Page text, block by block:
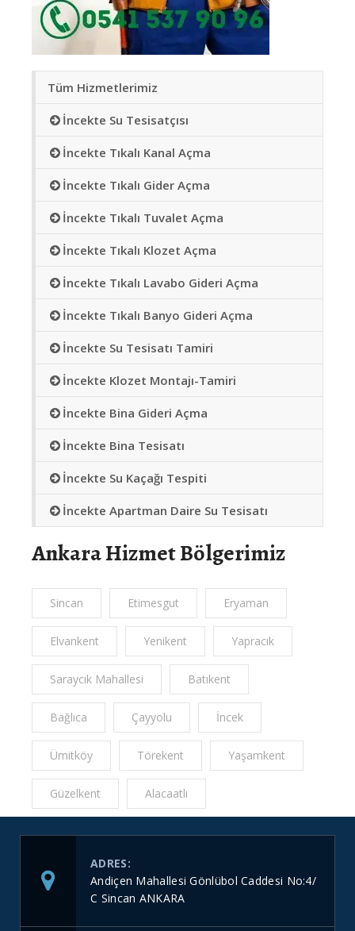
Tüm Hizmetlerimiz
İncekte Su Tesisatçısı
İncekte Tıkalı Kanal Açma
İncekte Tıkalı Gider Açma
İncekte Tıkalı Tuvalet Açma
İncekte Tıkalı Klozet Açma
İncekte Tıkalı Lavabo Gideri Açma
İncekte Tıkalı Banyo Gideri Açma
İncekte Su Tesisatı Tamiri
İncekte Klozet Montajı-Tamiri
İncekte Bina Gideri Açma
İncekte Bina Tesisatı
İncekte Su Kaçağı Tespiti
İncekte Apartman Daire Su Tesisatı
Ankara Hizmet Bölgerimiz
Sincan Etimesgut Eryaman
Elvankent Yenikent Yapracık
Saraycık Mahallesi Batıkent
Bağlıca Çayyolu İncek
Ümitköy Törekent Yaşamkent
Güzelkent Alacaatlı
ADRES:
Andiçen Mahallesi Gönlübol Caddesi No:4/
C Sincan ANKARA